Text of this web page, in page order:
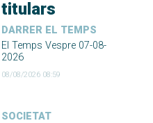
titulars
DARRER EL TEMPS
El Temps Vespre 07-08-
2026
08/08/2026 08:59
SOCIETAT